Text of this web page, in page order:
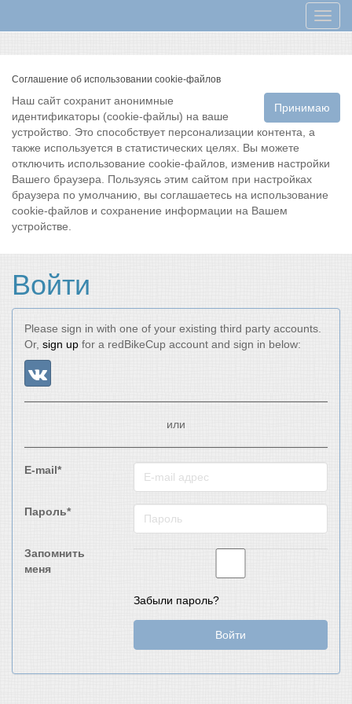
Меню
Соглашение об использовании cookie-файлов
Принимаю
Наш сайт сохранит анонимные
идентификаторы (cookie-файлы) на ваше
устройство. Это способствует персонализации контента, а
также используется в статистических целях. Вы можете
отключить использование cookie-файлов, изменив настройки
Вашего браузера. Пользуясь этим сайтом при настройках
браузера по умолчанию, вы соглашаетесь на использование
cookie-файлов и сохранение информации на Вашем
устройстве.
Войти
Please sign in with one of your existing third party accounts.
Or, sign up for a redBikeCup account and sign in below:
или
E-mail*
Пароль*
Запомнить
меня
Забыли пароль?
Войти